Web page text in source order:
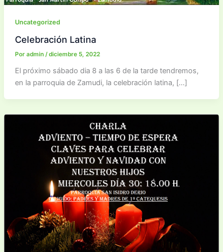
Uncategorized
Celebración Latina
Por admin /diciembre 5, 2022
El próximo sábado dia 8 a las 6 de la tarde tendremos,
en la parroquia de Zamudi, la celebración latina, […]